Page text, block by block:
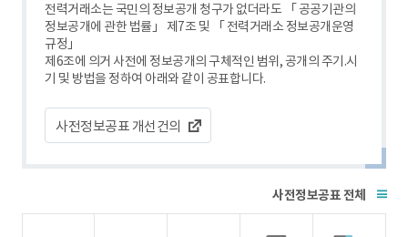
전력거래소는 국민의 정보공개 청구가 없더라도 「 공공기관의
정보공개에 관한 법률」 제7조 및 「 전력거래소 정보공개운영
규정」
제6조에 의거 사전에 정보공개의 구체적인 범위, 공개의 주기.시
기 및 방법을 정하여 아래와 같이 공표합니다.
사전정보공표 개선건의
전체